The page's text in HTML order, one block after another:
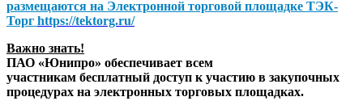
размещаются на Электронной торговой площадке ТЭК-
Торг https://tektorg.ru/
Важно знать!
ПАО «Юнипро» обеспечивает всем
участникам бесплатный доступ к участию в закупочных
процедурах на электронных торговых площадках.